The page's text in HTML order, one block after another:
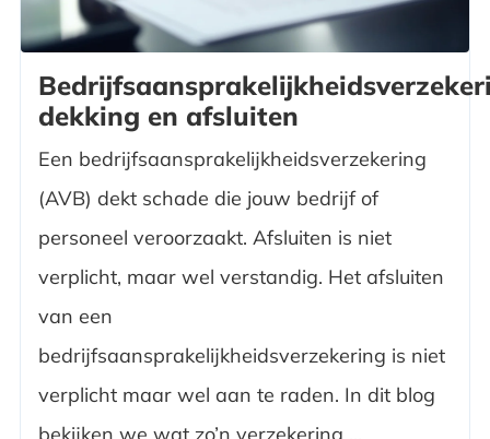
dekking en afsluiten
Een bedrijfsaansprakelijkheidsverzekering
(AVB) dekt schade die jouw bedrijf of
personeel veroorzaakt. Afsluiten is niet
verplicht, maar wel verstandig. Het afsluiten
van een
bedrijfsaansprakelijkheidsverzekering is niet
verplicht maar wel aan te raden. In dit blog
bekijken we wat zo’n verzekering ...